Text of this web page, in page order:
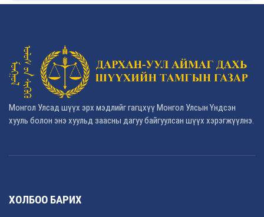
Монгол Улсад шүүх эрх мэдлийг гагцхүү Монгол Улсын Үндсэн
хууль болон энэ хуульд заасны дагуу байгуулсан шүүх хэрэгжүүлнэ.
ХОЛБОО БАРИХ